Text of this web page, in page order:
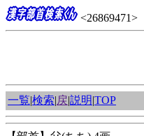
<26869471>
一覧|検索|戻|説明|TOP